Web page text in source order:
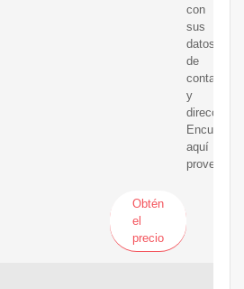
con
sus
datos
de
contacto
y
dirección.
Encuentre
aquí
Obtén
el
precio